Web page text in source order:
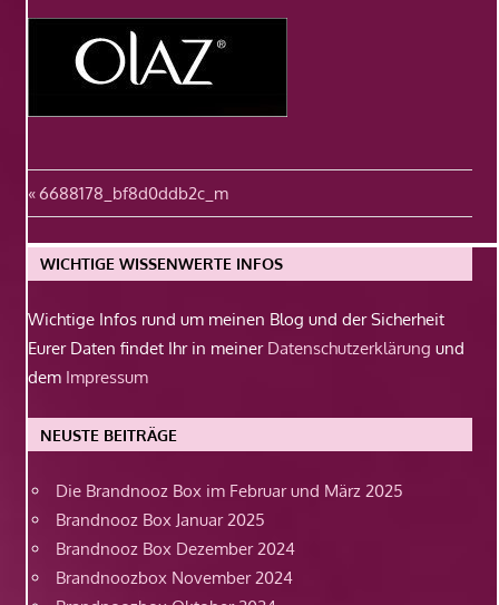
Beitragsnavigation
Vorheriger
Beitrag:
6688178_bf8d0ddb2c_m
WICHTIGE WISSENWERTE INFOS
Wichtige Infos rund um meinen Blog und der Sicherheit
Eurer Daten findet Ihr in meiner Datenschutzerklärung und
dem Impressum
NEUSTE BEITRÄGE
Die Brandnooz Box im Februar und März 2025
Brandnooz Box Januar 2025
Brandnooz Box Dezember 2024
Brandnoozbox November 2024